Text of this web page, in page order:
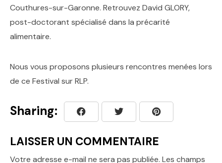
Couthures-sur-Garonne. Retrouvez David GLORY,
post-doctorant spécialisé dans la précarité
alimentaire.
Nous vous proposons plusieurs rencontres menées lors
de ce Festival sur RLP.
Sharing:
LAISSER UN COMMENTAIRE
Votre adresse e-mail ne sera pas publiée. Les champs